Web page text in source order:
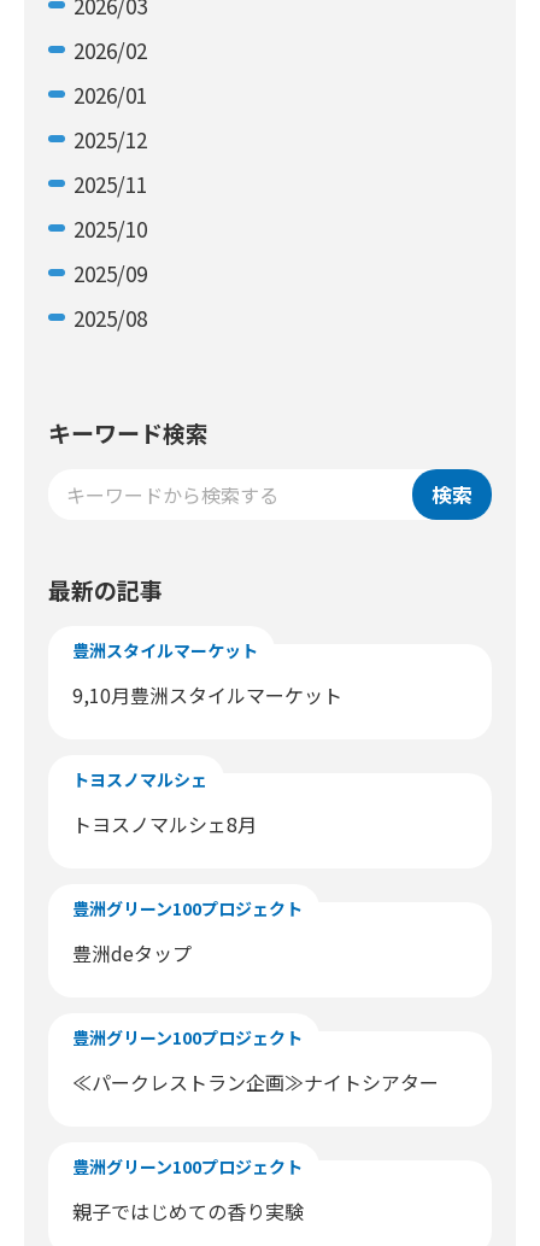
2026/02
2026/01
2025/12
2025/11
2025/10
2025/09
2025/08
キーワード検索
検索
最新の記事
豊洲スタイルマーケット
9,10月豊洲スタイルマーケット
トヨスノマルシェ
トヨスノマルシェ8月
豊洲グリーン100プロジェクト
豊洲deタップ
豊洲グリーン100プロジェクト
≪パークレストラン企画≫ナイトシアター
豊洲グリーン100プロジェクト
親子ではじめての香り実験